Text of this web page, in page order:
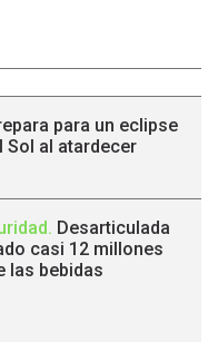
para un eclipse
Sol al atardecer
. Desarticulada
casi 12 millones
las bebidas